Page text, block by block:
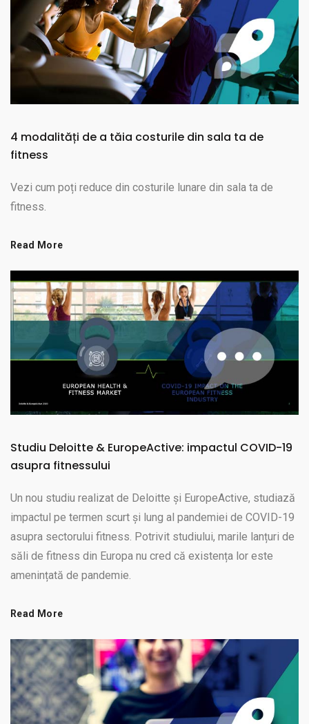
4 modalități de a tăia costurile din sala ta de
fitness
Vezi cum poți reduce din costurile lunare din sala ta de
fitness.
Read More
Studiu Deloitte & EuropeActive: impactul COVID-19
asupra fitnessului
Un nou studiu realizat de Deloitte și EuropeActive, studiază
impactul pe termen scurt și lung al pandemiei de COVID-19
asupra sectorului fitness. Potrivit studiului, marile lanțuri de
săli de fitness din Europa nu cred că existența lor este
amenințată de pandemie.
Read More